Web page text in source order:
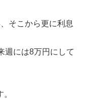
そこから更に利息
週には8万円にして